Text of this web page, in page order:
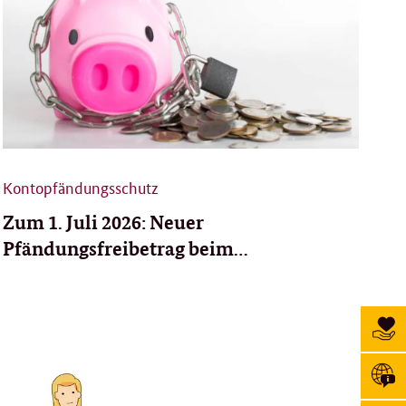
Kontopfändungsschutz
Zum 1. Juli 2026: Neuer
Pfändungsfreibetrag beim